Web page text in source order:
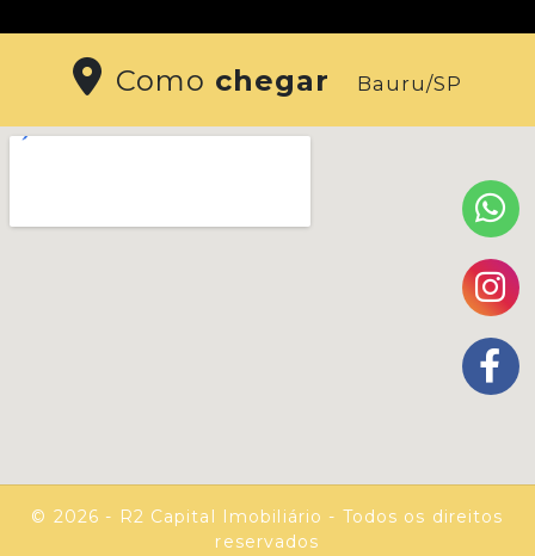
Como chegar Bauru/SP
© 2026 - R2 Capital Imobiliário - Todos os direitos
reservados